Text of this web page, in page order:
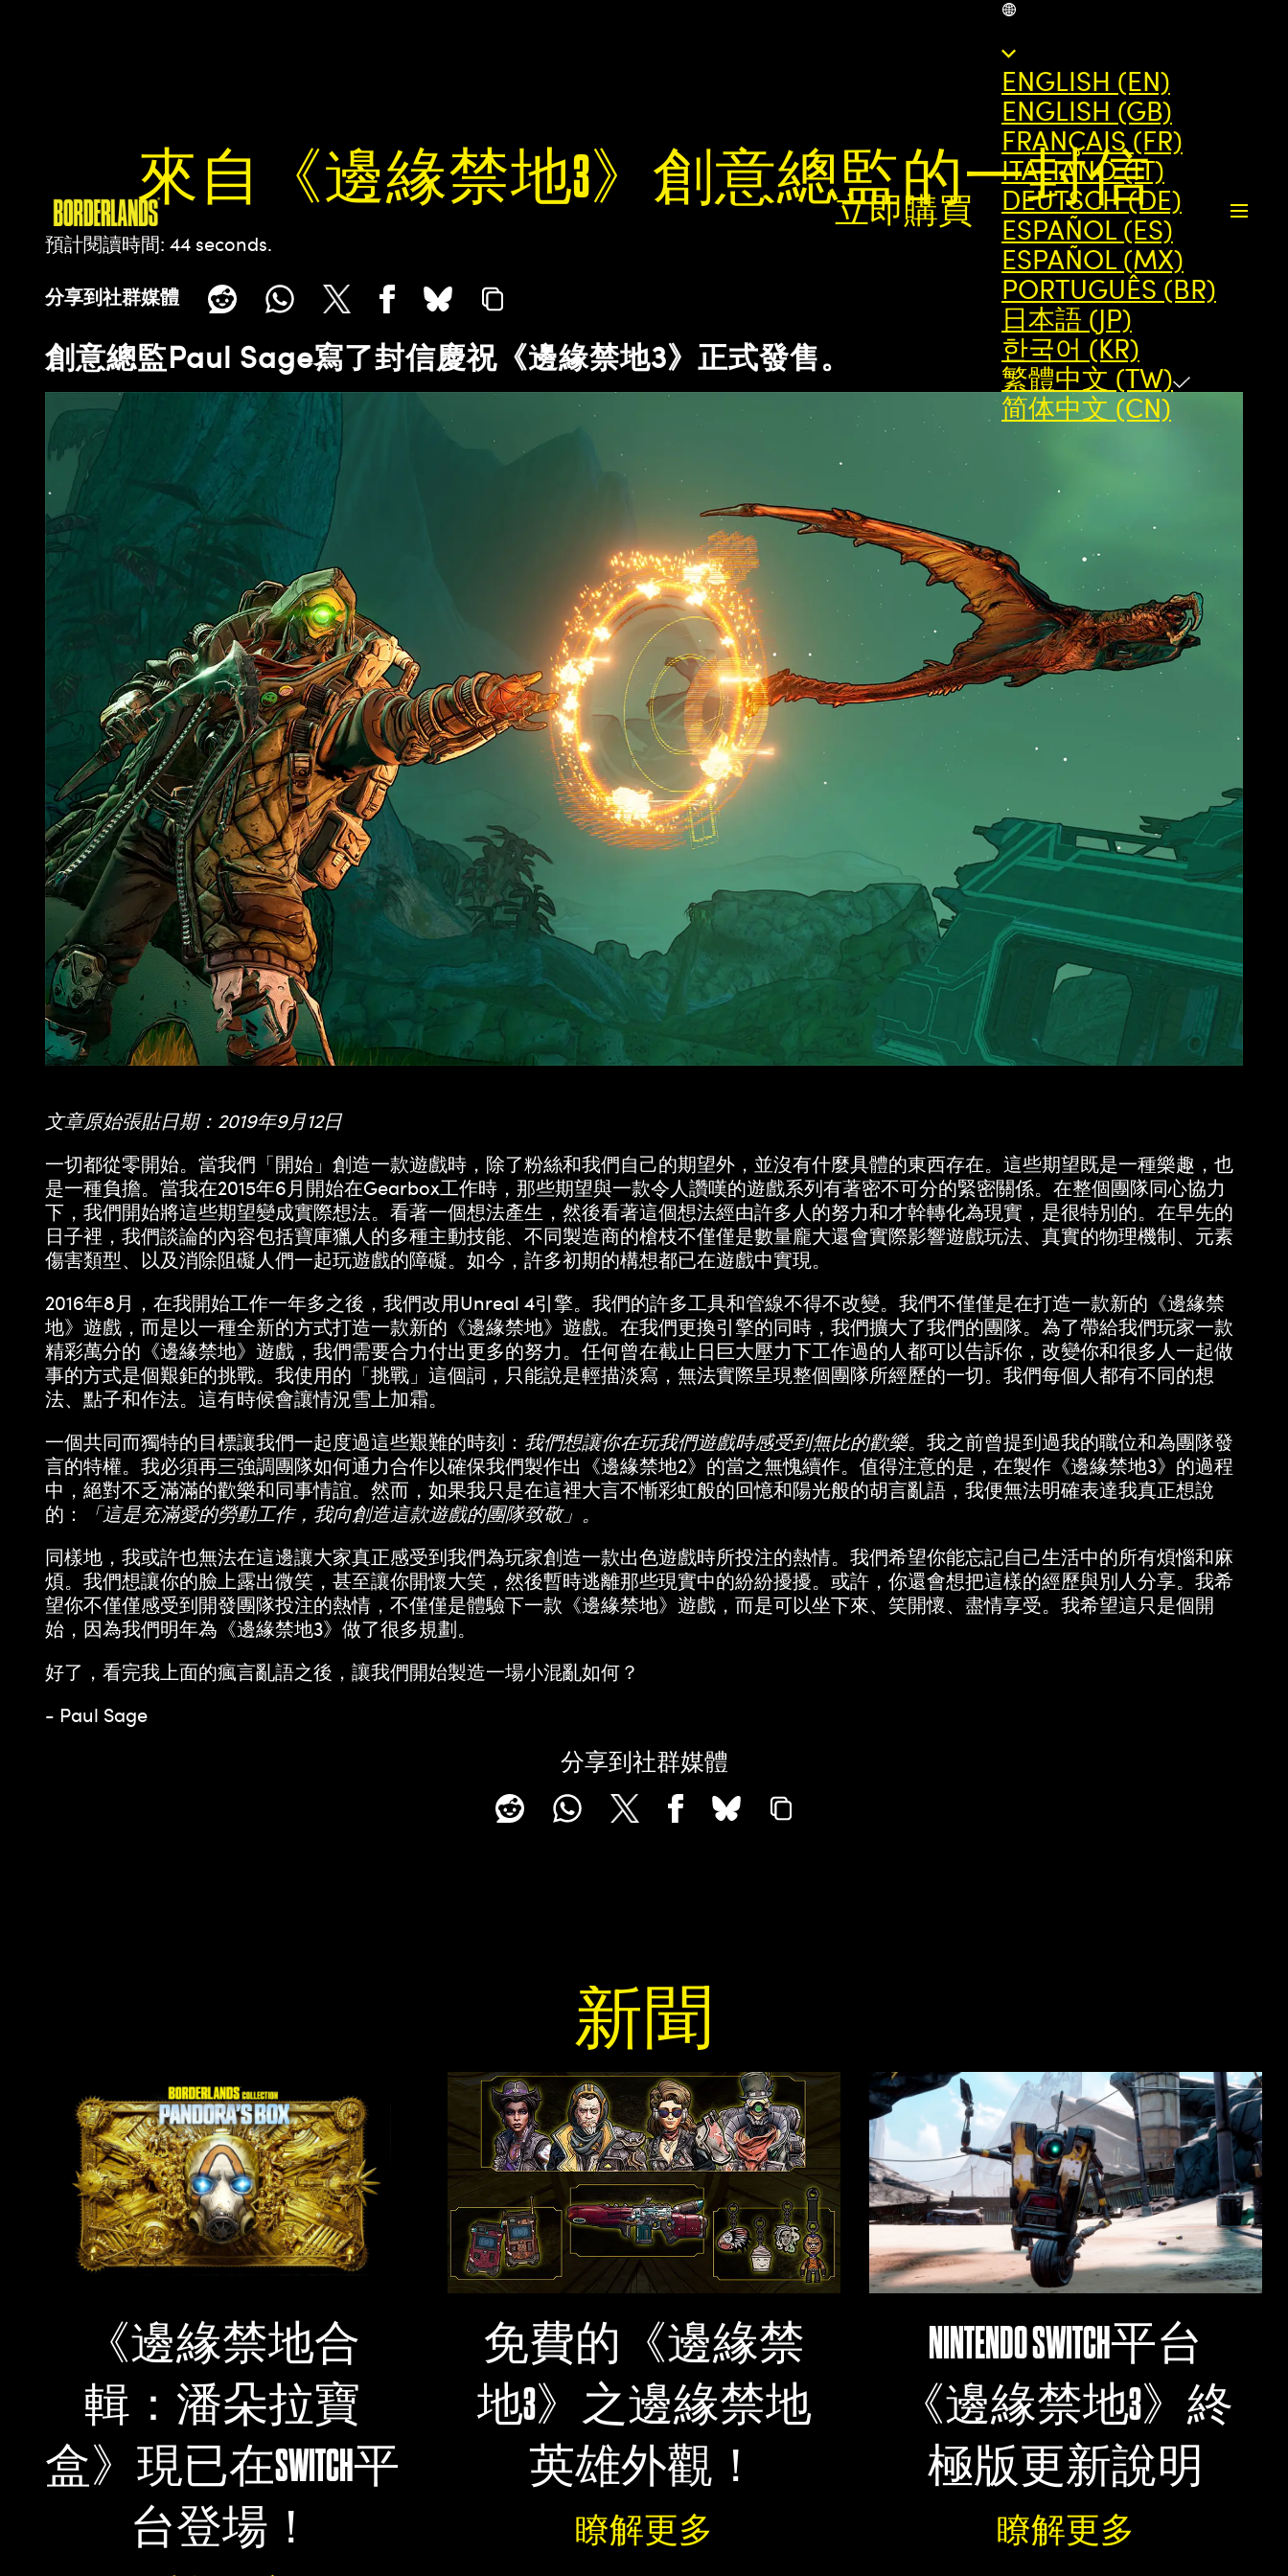
立即購買
ENGLISH (EN)
ENGLISH (GB)
FRANÇAIS (FR)
ITALIANO (IT)
DEUTSCH (DE)
ESPAÑOL (ES)
ESPAÑOL (MX)
PORTUGUÊS (BR)
日本語 (JP)
한국어 (KR)
繁體中文 (TW)
简体中文 (CN)
來自《邊緣禁地3》創意總監的一封信
預計閱讀時間 44 seconds
分享到社群媒體
創意總監Paul Sage寫了封信慶祝《邊緣禁地3》正式發售。
文章原始張貼日期：2019年9月12日
一切都從零開始。當我們「開始」創造一款遊戲時，除了粉絲和我們自己的期望外，並沒有什麼具體的東西存在。這些期望既是一種樂趣，也
是一種負擔。當我在2015年6月開始在Gearbox工作時，那些期望與一款令人讚嘆的遊戲系列有著密不可分的緊密關係。在整個團隊同心協力
下，我們開始將這些期望變成實際想法。看著一個想法產生，然後看著這個想法經由許多人的努力和才幹轉化為現實，是很特別的。在早先的
日子裡，我們談論的內容包括寶庫獵人的多種主動技能、不同製造商的槍枝不僅僅是數量龐大還會實際影響遊戲玩法、真實的物理機制、元素
傷害類型、以及消除阻礙人們一起玩遊戲的障礙。如今，許多初期的構想都已在遊戲中實現。
2016年8月，在我開始工作一年多之後，我們改用Unreal 4引擎。我們的許多工具和管線不得不改變。我們不僅僅是在打造一款新的《邊緣禁
地》遊戲，而是以一種全新的方式打造一款新的《邊緣禁地》遊戲。在我們更換引擎的同時，我們擴大了我們的團隊。為了帶給我們玩家一款
精彩萬分的《邊緣禁地》遊戲，我們需要合力付出更多的努力。任何曾在截止日巨大壓力下工作過的人都可以告訴你，改變你和很多人一起做
事的方式是個艱鉅的挑戰。我使用的「挑戰」這個詞，只能說是輕描淡寫，無法實際呈現整個團隊所經歷的一切。我們每個人都有不同的想
法、點子和作法。這有時候會讓情況雪上加霜。
一個共同而獨特的目標讓我們一起度過這些艱難的時刻： 我們想讓你在玩我們遊戲時感受到無比的歡樂。 我之前曾提到過我的職位和為團隊發
言的特權。我必須再三強調團隊如何通力合作以確保我們製作出《邊緣禁地2》的當之無愧續作。值得注意的是，在製作《邊緣禁地3》的過程
中，絕對不乏滿滿的歡樂和同事情誼。然而，如果我只是在這裡大言不慚彩虹般的回憶和陽光般的胡言亂語，我便無法明確表達我真正想說
的：
「這是充滿愛的勞動工作，我向創造這款遊戲的團隊致敬」。
同樣地，我或許也無法在這邊讓大家真正感受到我們為玩家創造一款出色遊戲時所投注的熱情。我們希望你能忘記自己生活中的所有煩惱和麻
煩。我們想讓你的臉上露出微笑，甚至讓你開懷大笑，然後暫時逃離那些現實中的紛紛擾擾。或許，你還會想把這樣的經歷與別人分享。我希
望你不僅僅感受到開發團隊投注的熱情，不僅僅是體驗下一款《邊緣禁地》遊戲，而是可以坐下來、笑開懷、盡情享受。我希望這只是個開
始，因為我們明年為《邊緣禁地3》做了很多規劃。
好了，看完我上面的瘋言亂語之後，讓我們開始製造一場小混亂如何？
- Paul Sage
分享到社群媒體
新聞
《邊緣禁地合
輯：潘朵拉寶
盒》現已在SWITCH平
台登場！
免費的《邊緣禁
地3》之邊緣禁地
英雄外觀！
瞭解更多
NINTENDO SWITCH平台
《邊緣禁地3》終
極版更新說明
瞭解更多